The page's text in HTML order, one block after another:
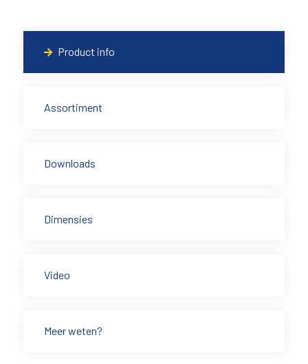
Product info
Assortiment
Downloads
Dimensies
Video
Meer weten?